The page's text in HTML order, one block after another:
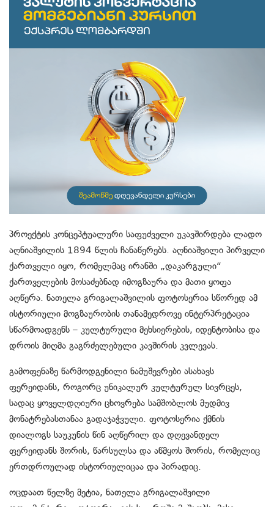
პროექტის კონცეპტუალური საფუძველი უკავშირდება ლადო
აღნიაშვილის 1894 წლის ჩანაწერებს. აღნიაშვილი პირველი
ქართველი იყო, რომელმაც ირანში „დაკარგული“
ქართველების მოსაძებნად იმოგზაურა და მათი ყოფა
აღწერა. ნათელა გრიგალაშვილის ფოტოსერია სწორედ ამ
ისტორიული მოგზაურობის თანამედროვე ინტერპრეტაცია
სწარმოადგენს – კულტურული მეხსიერების, იდენტობისა და
დროის მიღმა გაგრძელებული კავშირის კვლევას.
გამოფენაზე წარმოდგენილი ნამუშევრები ასახავს
ფერეიდანს, როგორც უნიკალურ კულტურულ სივრცეს,
სადაც ყოველდღიური ცხოვრება სამშობლოს მუდმივ
მონატრებასთანაა გადაჯაჭვული. ფოტოსერია ქმნის
დიალოგს საუკუნის წინ აღწერილ და დღევანდელ
ფერეიდანს შორის, წარსულსა და აწმყოს შორის, რომელიც
ერთდროულად ისტორიულიცაა და პირადიც.
ოცდაათ წელზე მეტია, ნათელა გრიგალაშვილი